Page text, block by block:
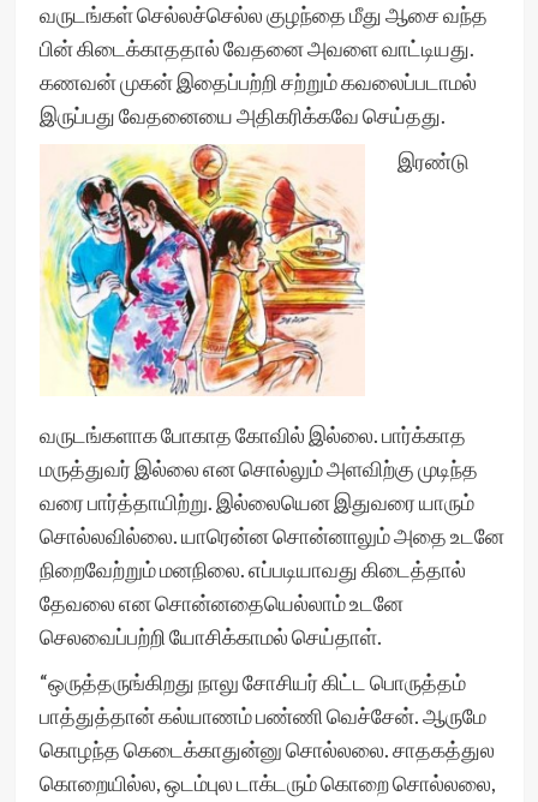
வருடங்கள் செல்லச்செல்ல குழந்தை மீது ஆசை வந்த
பின் கிடைக்காததால் வேதனை அவளை வாட்டியது.
கணவன் முகன் இதைப்பற்றி சற்றும் கவலைப்படாமல்
இருப்பது வேதனையை அதிகரிக்கவே செய்தது.
இரண்டு
வருடங்களாக போகாத கோவில் இல்லை. பார்க்காத
மருத்துவர் இல்லை என சொல்லும் அளவிற்கு முடிந்த
வரை பார்த்தாயிற்று. இல்லையென இதுவரை யாரும்
சொல்லவில்லை. யாரென்ன சொன்னாலும் அதை உடனே
நிறைவேற்றும் மனநிலை. எப்படியாவது கிடைத்தால்
தேவலை என சொன்னதையெல்லாம் உடனே
செலவைப்பற்றி யோசிக்காமல் செய்தாள்.
“ஒருத்தருங்கிறது நாலு சோசியர் கிட்ட பொருத்தம்
பாத்துத்தான் கல்யாணம் பண்ணி வெச்சேன். ஆருமே
கொழந்த கெடைக்காதுன்னு சொல்லலை. சாதகத்துல
கொறையில்ல, ஒடம்புல டாக்டரும் கொறை சொல்லலை,